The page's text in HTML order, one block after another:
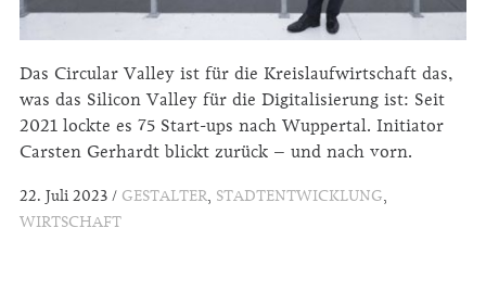
Das Circular Valley ist für die Kreislauf­wirtschaft das,
was das Silicon Valley für die Digitalisierung ist: Seit
2021 lockte es 75 Start-ups nach Wuppertal. Initiator
Carsten Gerhardt blickt zurück – und nach vorn.
22. Juli 2023 GESTALTER, STADTENTWICKLUNG,
WIRTSCHAFT